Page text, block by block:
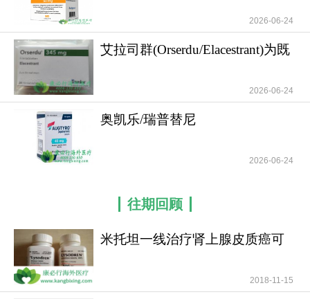
胺），严重时可能需暂停用药或调整剂量。恶心/呕
吐：少食多餐，避免油腻食物，必要时服用止吐药
（如昂丹司琼）。疲劳：注意休息，避免过度劳
累，适当轻度活动（如散步）改善精力。手足综合
征：保持手足皮肤湿润，避免摩擦/高温刺激，可外
用保湿霜，严重时遵医嘱调整剂量。
2.严重副作用（需立即就医）肝毒性：定期监测
肝功能（ALT、AST、胆红素），若出现黄疸、尿色
保肝治疗。严重腹泻（伴脱水/电解质紊乱）：及时
补液，纠正电解质，遵医嘱调整用药。过敏反应：
若出现皮疹、瘙痒、呼吸困难等，立即停药并就
医。如有需要，请咨询康必行海外医疗医学顾问：
4006-130-650或扫码添加下方微信，我们将竭诚为
您服务！
2026-06-24
艾拉司群(Orserdu/Elacestrant)为既
2026-06-24
奥凯乐/瑞普替尼
2026-06-24
往期回顾
米托坦一线治疗肾上腺皮质癌可
2018-11-15